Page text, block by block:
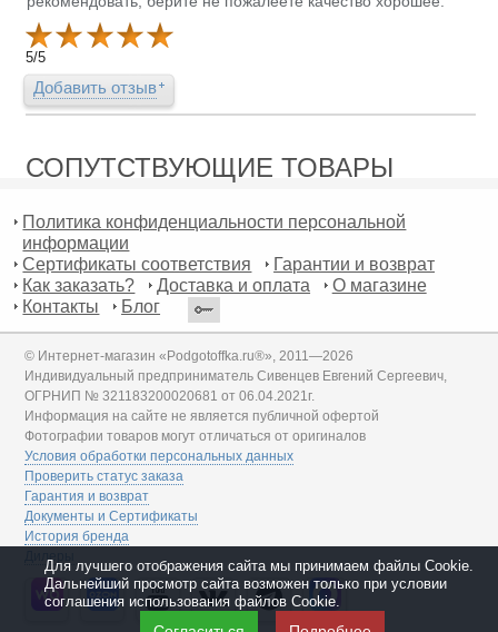
5/5
Добавить отзыв
СОПУТСТВУЮЩИЕ ТОВАРЫ
Политика конфиденциальности персональной
информации
Сертификаты соответствия
Гарантии и возврат
Как заказать?
Доставка и оплата
О магазине
Контакты
Блог
© Интернет-магазин «Podgotoffka.ru®», 2011—2026
Индивидуальный предприниматель Сивенцев Евгений Сергеевич,
ОГРНИП № 321183200020681 от 06.04.2021г.
Информация на сайте не является публичной офертой
Фотографии товаров могут отличаться от оригиналов
Условия обработки персональных данных
Проверить статус заказа
Гарантия и возврат
Документы и Сертификаты
История бренда
Дилеры
Для лучшего отображения сайта мы принимаем файлы Cookie.
Дальнейший просмотр сайта возможен только при условии
соглашения использования файлов Cookie.